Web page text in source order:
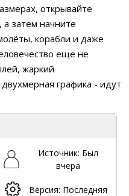
открывайте
затем начните
корабли и даже
еще не
жаркий
графика - идут
Источник: Был
вчера
Версия: Последняя